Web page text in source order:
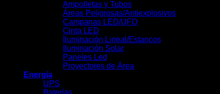
Ampolletas y Tubos
Áreas Peligrosas/Antiexplosivos
Campanas LED/UFO
Cinta LED
Iluminación Lineal/Estancos
Iluminación Solar
Paneles Led
Proyectores de Área
Energía
UPS
Baterías